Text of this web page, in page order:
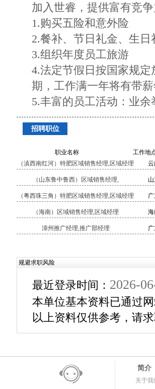
加入世睿，提供富有竞
1.购买五险和意外险
2.餐补、节日礼金、生日
3.组织年度员工旅游
4.法定节假日按国家规
期，工作满一年将有带
5.丰富的员工活动：业
招聘职位
职业名称 工作地
（滇西南红河）特肥区域销售经理,区域经理
云
（山东鲁中鲁西）区域销售经理,
（粤西珠三角）特肥区域销售经理,区域经理
（海南）区域销售经理,区域经理 海
漳州推广经理,推广部经理
规避求职风险
最近登录时间： 2026-
本单位基本资料已通过网
以上资料仅供参考，请
简介
关于我